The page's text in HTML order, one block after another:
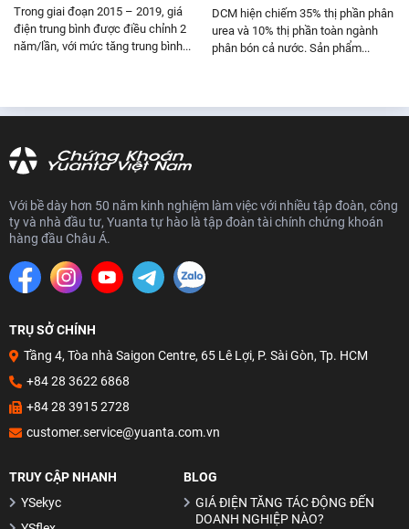
Trong giai đoạn 2015 – 2019, giá
điện trung bình được điều chỉnh 2
năm/lần, với mức tăng trung bình...
máy Urea hết khấu hao
DCM hiện chiếm 35% thị phần phân
urea và 10% thị phần toàn ngành
phân bón cả nước. Sản phẩm...
Với bề dày hơn 50 năm kinh nghiệm làm việc với nhiều tập đoàn, công
ty và nhà đầu tư, Yuanta tự hào là tập đoàn tài chính chứng khoán
hàng đầu Châu Á.
TRỤ SỞ CHÍNH
Tầng 4, Tòa nhà Saigon Centre, 65 Lê Lợi, P. Sài Gòn, Tp. HCM
+84 28 3622 6868
+84 28 3915 2728
customer.service@yuanta.com.vn
TRUY CẬP NHANH
YSekyc
BLOG
GIÁ ĐIỆN TĂNG TÁC ĐỘNG ĐẾN
DOANH NGHIỆP NÀO?